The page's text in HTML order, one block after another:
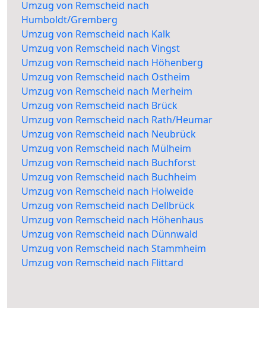
Umzug von Remscheid nach
Humboldt/Gremberg
Umzug von Remscheid nach Kalk
Umzug von Remscheid nach Vingst
Umzug von Remscheid nach Höhenberg
Umzug von Remscheid nach Ostheim
Umzug von Remscheid nach Merheim
Umzug von Remscheid nach Brück
Umzug von Remscheid nach Rath/Heumar
Umzug von Remscheid nach Neubrück
Umzug von Remscheid nach Mülheim
Umzug von Remscheid nach Buchforst
Umzug von Remscheid nach Buchheim
Umzug von Remscheid nach Holweide
Umzug von Remscheid nach Dellbrück
Umzug von Remscheid nach Höhenhaus
Umzug von Remscheid nach Dünnwald
Umzug von Remscheid nach Stammheim
Umzug von Remscheid nach Flittard